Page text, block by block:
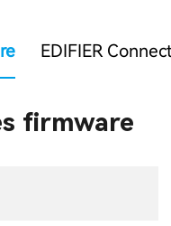
EDIFIER
firmware